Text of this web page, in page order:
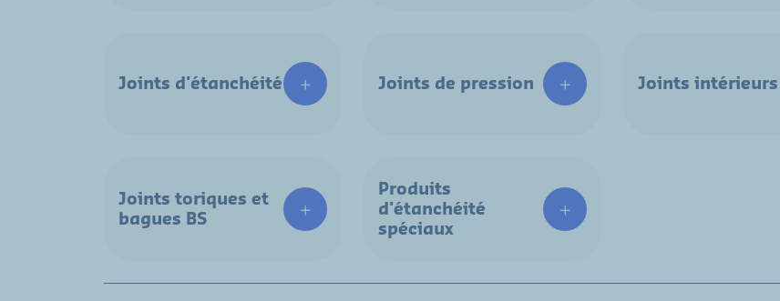
Joints d'étanchéité Joints de pression Joints intérieurs
Joints toriques et
bagues BS
Produits
d'étanchéité
spéciaux